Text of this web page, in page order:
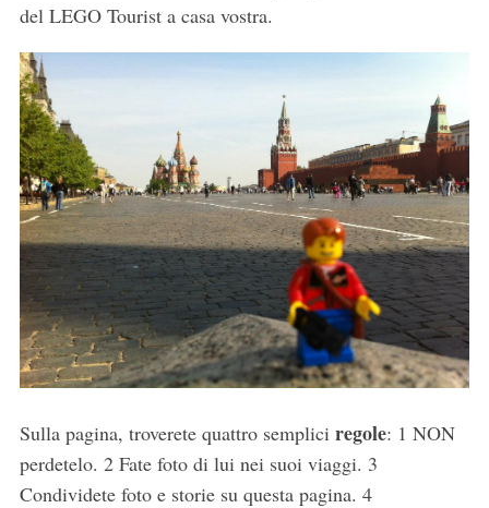
del LEGO Tourist a casa vostra.
Sulla pagina, troverete quattro semplici regole: 1 NON
perdetelo. 2 Fate foto di lui nei suoi viaggi. 3
Condividete foto e storie su questa pagina. 4